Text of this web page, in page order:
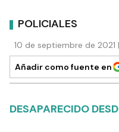
POLICIALES
10 de septiembre de
Añadir como fuente en
DESAPARECIDO